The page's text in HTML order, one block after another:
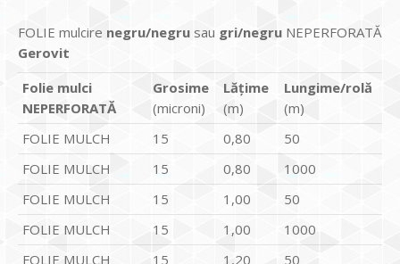
FOLIE mulcire negru/negru sau gri/negru NEPERFORATĂ
Gerovit
Folie mulci
NEPERFORATĂ
Grosime
(microni)
Lățime
(m)
Lungime/rolă
(m)
FOLIE MULCH
15 0,80
50
FOLIE MULCH
15 0,80
1000
FOLIE MULCH
15 1,00
50
FOLIE MULCH
15 1,00
1000
FOLIE MULCH
15 1,20
50